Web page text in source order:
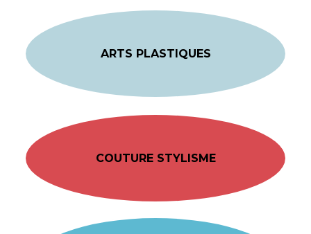
ARTS PLASTIQUES
COUTURE STYLISME